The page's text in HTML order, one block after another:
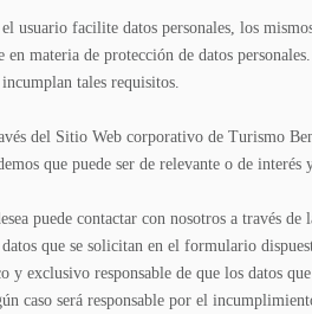
usuario facilite datos personales, los
en materia de protección de datos
tales requisitos.
del Sitio Web corporativo de Turismo
que puede ser de relevante o de
puede contactar con nosotros a través
que se solicitan en el formulario
y exclusivo responsable de que los datos
caso será responsable por el